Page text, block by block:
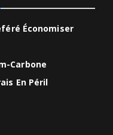
Économiser
Carbone
En Péril